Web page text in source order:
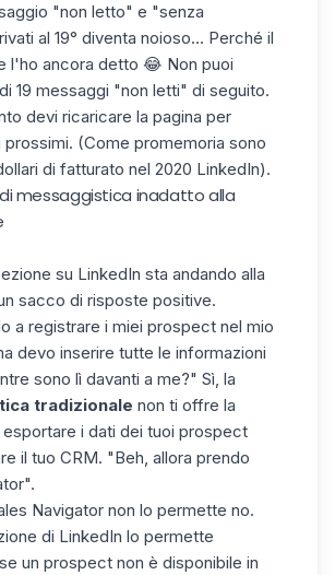
"non letto" e "senza
al 19° diventa noioso... Perché il
l'ho ancora detto 😂 Non puoi
19 messaggi "non letti" di seguito.
devi ricaricare la pagina per
prossimi. (Come promemoria sono
di fatturato nel 2020 LinkedIn).
messaggistica inadatto alla
su LinkedIn sta andando alla
sacco di risposte positive.
a registrare i miei prospect nel mio
devo inserire tutte le informazioni
sono lì davanti a me?" Sì, la
tradizionale non ti offre la
i dati dei tuoi prospect
il tuo CRM. "Beh, allora prendo
Navigator non lo permette no.
di LinkedIn lo permette
un prospect non è disponibile in